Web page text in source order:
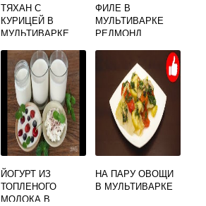
ТЯХАН С
КУРИЦЕЙ В
МУЛЬТИВАРКЕ
ФИЛЕ В
МУЛЬТИВАРКЕ
РЕДМОНД
ЙОГУРТ ИЗ
ТОПЛЕНОГО
МОЛОКА В
НА ПАРУ ОВОЩИ
В МУЛЬТИВАРКЕ